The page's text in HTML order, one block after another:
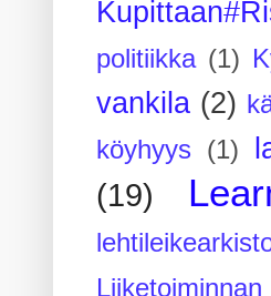
politiikka (1)
vankila (2)
köyhyys
(1)
(19)